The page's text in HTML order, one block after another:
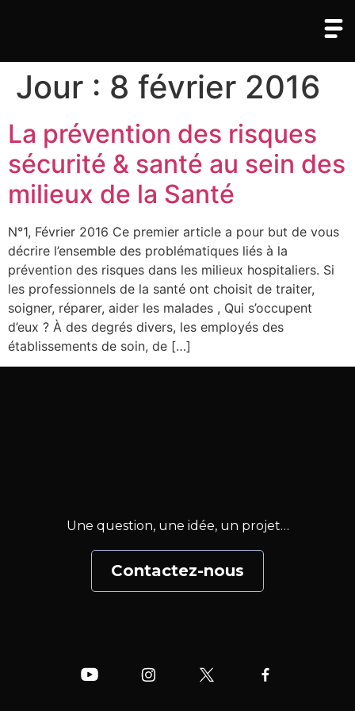
Jour : 8 février 2016
La prévention des risques
sécurité & santé au sein des
milieux de la Santé
N°1, Février 2016 Ce premier article a pour but de vous
décrire l’ensemble des problématiques liés à la
prévention des risques dans les milieux hospitaliers. Si
les professionnels de la santé ont choisit de traiter,
soigner, réparer, aider les malades , Qui s’occupent
d’eux ? À des degrés divers, les employés des
établissements de soin, de […]
Une question, une idée, un projet…
Contactez-nous